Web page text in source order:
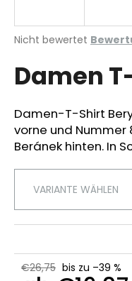
Die
Produktbewertung
ist
von
5
Sternen.
Nicht bewertet
Damen
Damen-T-Shirt
vorne und Nummer
Beránek hinten. In
VARIANTE WÄHLEN
€26,75 bis zu –39 %
W
i
r
f
e
l
e